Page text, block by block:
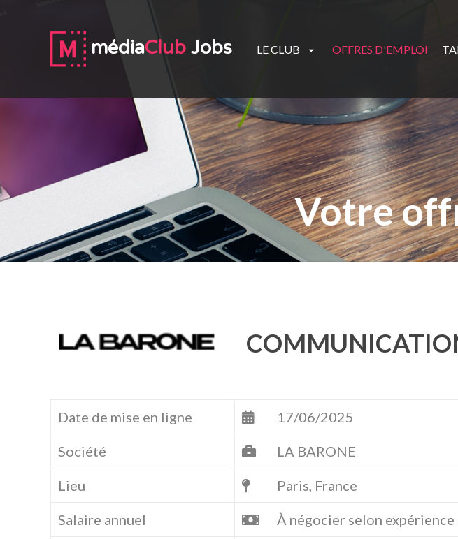
médiaClub Jobs LE CLUB OFFRES D'EMPLOI
Votre
Date de mise en ligne 17/06/2025
Société LA BARONE
Lieu Paris, France
Salaire annuel À négocier selon expérience